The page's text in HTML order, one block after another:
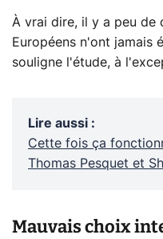
À vrai dire, il y a peu de
Européens n'ont jamais
souligne l'étude, à
Lire aussi :
Cette fois ça
Thomas Pesquet et
Mauvais choix